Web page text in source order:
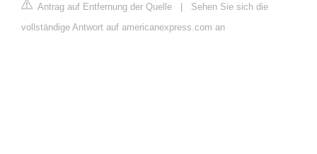
Antrag auf Entfernung der Quelle | Sehen Sie sich die
vollständige Antwort auf americanexpress.com an